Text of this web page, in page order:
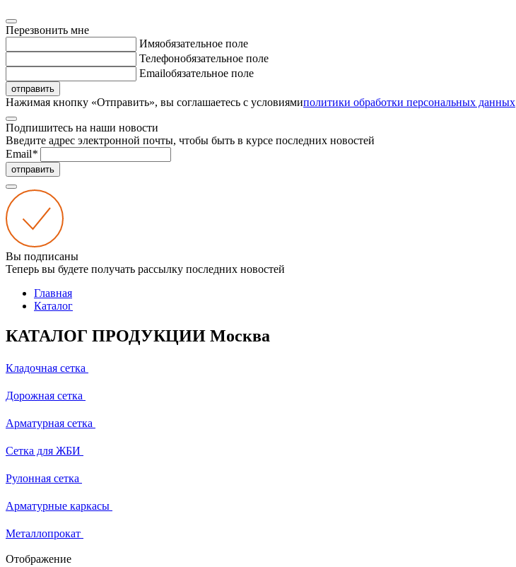
Перезвонить мне
Имяобязательное поле
Телефонобязательное поле
Emailобязательное поле
отправить
Нажимая кнопку «Отправить», вы соглашаетесь с условиямиполитики обработки персональных данных
Подпишитесь на наши новости
Введите адрес электронной почты, чтобы быть в курсе последних новостей
Email*
отправить
Вы подписаны
Теперь вы будете получать рассылку последних новостей
Главная
Каталог
КАТАЛОГ ПРОДУКЦИИ Москва
Кладочная сетка
Дорожная сетка
Арматурная сетка
Сетка для ЖБИ
Рулонная сетка
Арматурные каркасы
Металлопрокат
Отображение